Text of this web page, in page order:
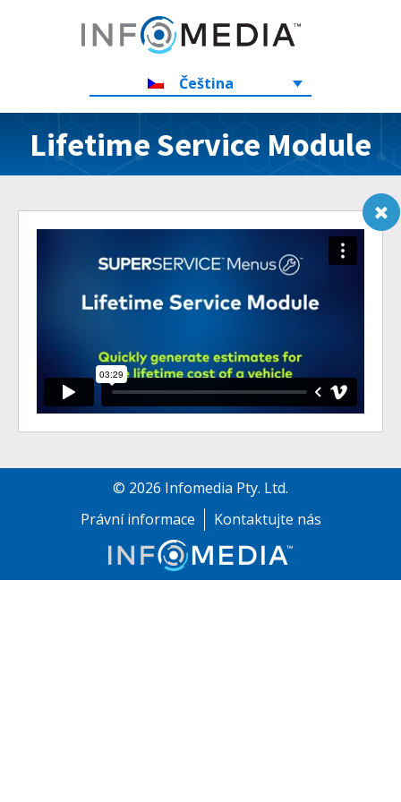
Čeština
Lifetime Service Module
© 2026 Infomedia Pty. Ltd.
Právní informace
Kontaktujte nás